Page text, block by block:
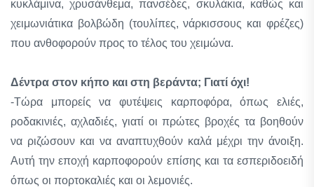
κυκλάμινα, χρυσάνθεμα, πανσέδες, σκυλάκια, καθώς και
χειμωνιάτικα βολβώδη (τουλίπες, νάρκισσους και φρέζες)
που ανθοφορούν προς το τέλος του χειμώνα.
Δέντρα στον κήπο και στη βεράντα; Γιατί όχι!
-Τώρα μπορείς να φυτέψεις καρποφόρα, όπως ελιές,
ροδακινιές, αχλαδιές, γιατί οι πρώτες βροχές τα βοηθούν
να ριζώσουν και να αναπτυχθούν καλά μέχρι την άνοιξη.
Αυτή την εποχή καρποφορούν επίσης και τα εσπεριδοειδή
όπως οι πορτοκαλιές και οι λεμονιές.